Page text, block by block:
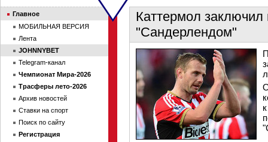
Каттермол заключил
"Сандерлендом"
Главное
МОБИЛЬНАЯ ВЕРСИЯ
Лента
JOHNNYBET
Telegram-канал
Чемпионат Мира-2026
Трасферы лето-2026
Архив новостей
Ставки на спорт
Поиск по сайту
Регистрация